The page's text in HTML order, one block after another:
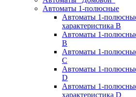
Автоматы 1-полюсные
Автоматы 1-
характеристика В
Автоматы 1-
B
Автоматы 1-
C
Автоматы 1-
D
Автоматы 1-
характеристика D